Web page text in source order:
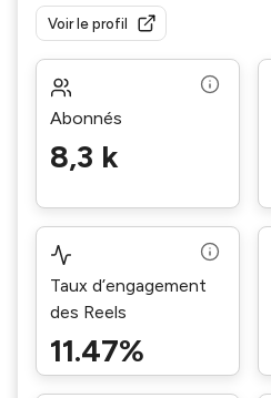
Voir le profil
Abonnés
8,3 k
Taux d’engagement
des Reels
11.47%